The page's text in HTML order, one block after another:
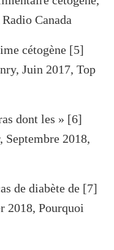
Canada
cétogène
Juin 2017, Top
dont les
Septembre 2018,
de diabète de
2018, Pourquoi